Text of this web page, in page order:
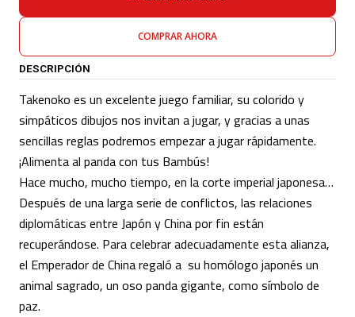
COMPRAR AHORA
DESCRIPCIÓN
Takenoko es un excelente juego familiar, su colorido y
simpáticos dibujos nos invitan a jugar, y gracias a unas
sencillas reglas podremos empezar a jugar rápidamente.
¡Alimenta al panda con tus Bambús!
Hace mucho, mucho tiempo, en la corte imperial japonesa…
Después de una larga serie de conflictos, las relaciones
diplomáticas entre Japón y China por fin están
recuperándose. Para celebrar adecuadamente esta alianza,
el Emperador de China regaló a su homólogo japonés un
animal sagrado, un oso panda gigante, como símbolo de
paz.